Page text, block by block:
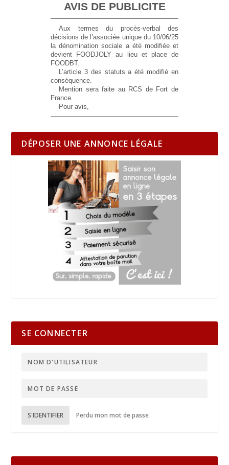
AVIS DE PUBLICITE
Aux termes du procès-verbal des
décisions de l’associée unique du 10/06/25
la dénomination sociale a été modifiée et
devient FOODJOLY au lieu et place de
FOODBT.
L’article 3 des statuts a été modifié en
conséquence.
Mention sera faite au RCS de Fort de
France.
Pour avis,
DÉPOSER UNE ANNONCE LÉGALE
SE CONNECTER
S'IDENTIFIER Perdu mon mot de passe